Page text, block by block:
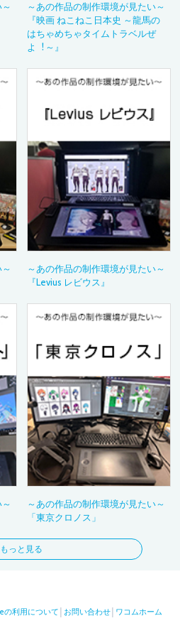
～あの作品の制作環境が見たい～
『映画 ねこねこ日本史 ～龍馬の
はちゃめちゃタイムトラベルぜ
よ︕～』
～あの作品の制作環境が見たい～
『Levius レビウス』
～あの作品の制作環境が見たい～
「東京クロノス」
もっと見る
の利用について お問い合わせ ワコムホーム